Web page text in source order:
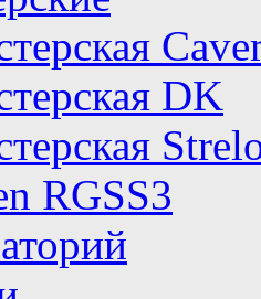
DK
RGSS3